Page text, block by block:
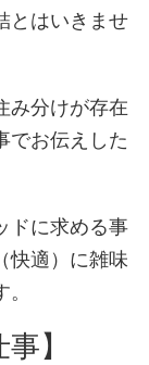
とはいきませ
み分けが存在
でお伝えした
ドに求める事
快適）に雑味
】